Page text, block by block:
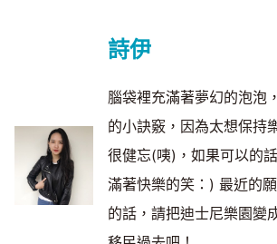
詩伊
腦袋裡充滿著夢幻的泡泡
的小訣竅，因為太想保持
很健忘(咦)，如果可以的
滿著快樂的笑：) 最近的
的話，請把迪士尼樂園變